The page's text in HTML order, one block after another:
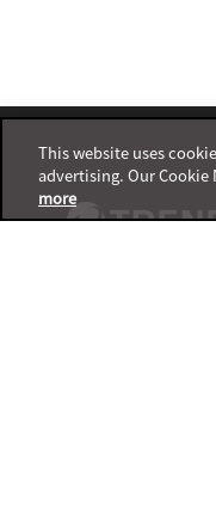
Footer
This website uses
advertising. Our
more